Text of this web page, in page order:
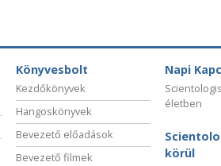
Könyvesbolt
Kezdőkönyvek
Hangoskönyvek
Bevezető előadások
Bevezető filmek
Napi
életben
körül